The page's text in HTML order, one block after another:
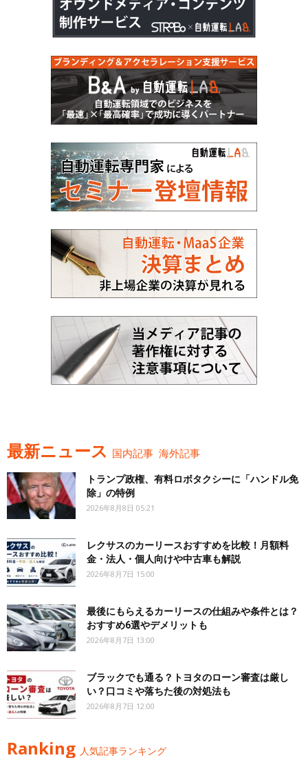
最新ニュース 国内記事 海外記事
トランプ政権、有料ロボタクシーに「ハンドル免
除」の特例
2026年8月8日 05:21
レクサスのカーリースおすすめを比較！月額料
金・法人・個人向けや中古車も解説
2026年8月7日 15:00
最後にもらえるカーリースの仕組みや条件とは？
おすすめ6選やデメリットも
2026年8月7日 13:00
ブラックでも通る？トヨタのローン審査は厳し
い？口コミや落ちた後の対処法も
2026年8月7日 12:00
Ranking 人気記事ランキング